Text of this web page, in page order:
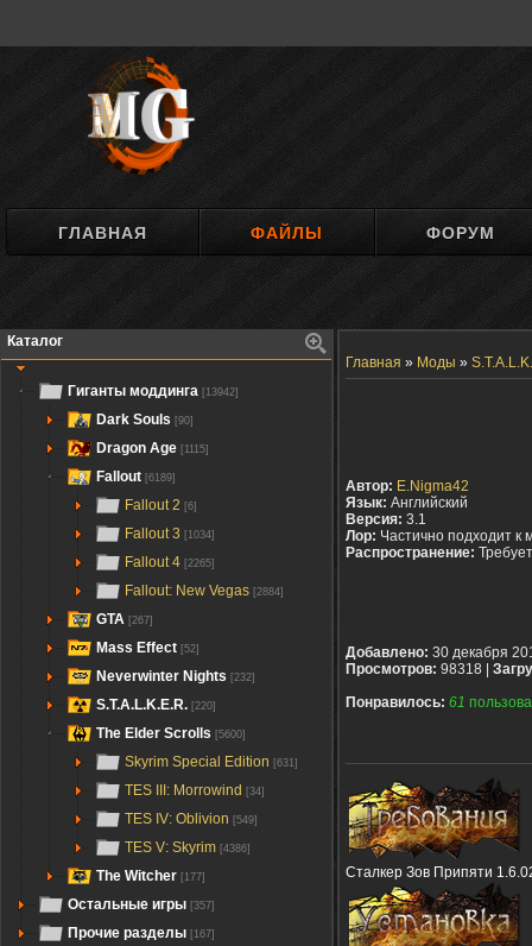
ГЛАВНАЯ ФАЙЛЫ ФОРУМ
Каталог
Гиганты моддинга [13942]
Dark Souls [90]
Dragon Age [1115]
Fallout [6189]
Fallout 2 [6]
Fallout 3 [1034]
Fallout 4 [2265]
Fallout: New Vegas [2884]
GTA [267]
Mass Effect [52]
Neverwinter Nights [232]
S.T.A.L.K.E.R. [220]
The Elder Scrolls [5600]
Skyrim Special Edition [631]
TES III: Morrowind [34]
TES IV: Oblivion [549]
TES V: Skyrim [4386]
The Witcher [177]
Остальные игры [357]
Прочие разделы [167]
Главная » Моды »
Автор: E.Nigma42
Язык: Английский
Версия: 3.1
Лор: Частично подходит к
Распространение:
Добавлено: 30 декабря
Просмотров: 98318 |
Понравилось: 61
Сталкер Зов Припяти